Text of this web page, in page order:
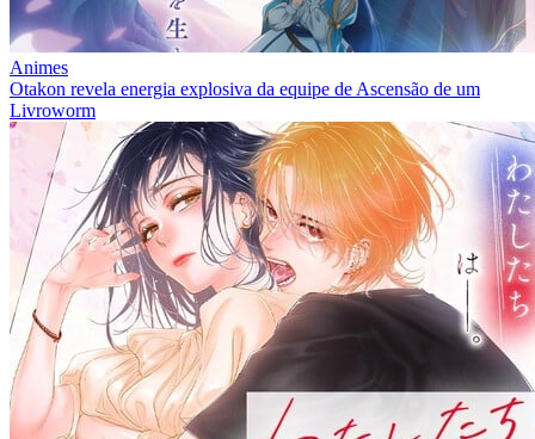
Animes
Otakon revela energia explosiva da equipe de Ascensão de um
Livroworm